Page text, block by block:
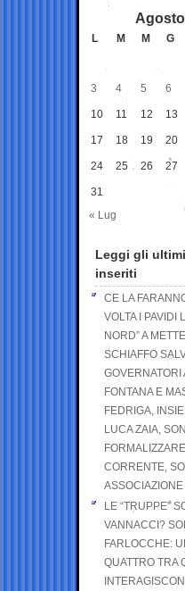
L M M G
3 4 5 6
10 11 12 13
17 18 19 20
24 25 26 27
31
« Lug
Leggi gli
inseriti
CE LA
VOLTA I PAVIDI
NORD” A
SCHIAFFO
GOVERNATORI
FONTANA E
FEDRIGA,
LUCA ZAIA,
CORRENTE,
ASSOCIAZIONE
LE “TRUPPE”
VANNACCI?
FARLOCCHE:
QUATTRO TRA